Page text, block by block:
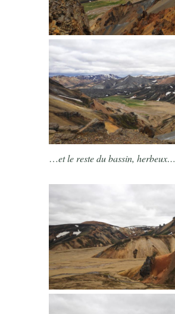
…et le reste du bassin, herbeux…